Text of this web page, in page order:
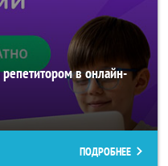
в онлайн-
ПОДРОБНЕЕ